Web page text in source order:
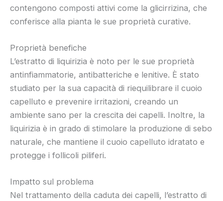
contengono composti attivi come la glicirrizina, che
conferisce alla pianta le sue proprietà curative.
Proprietà benefiche
L’estratto di liquirizia è noto per le sue proprietà
antinfiammatorie, antibatteriche e lenitive. È stato
studiato per la sua capacità di riequilibrare il cuoio
capelluto e prevenire irritazioni, creando un
ambiente sano per la crescita dei capelli. Inoltre, la
liquirizia è in grado di stimolare la produzione di sebo
naturale, che mantiene il cuoio capelluto idratato e
protegge i follicoli piliferi.
Impatto sul problema
Nel trattamento della caduta dei capelli, l’estratto di